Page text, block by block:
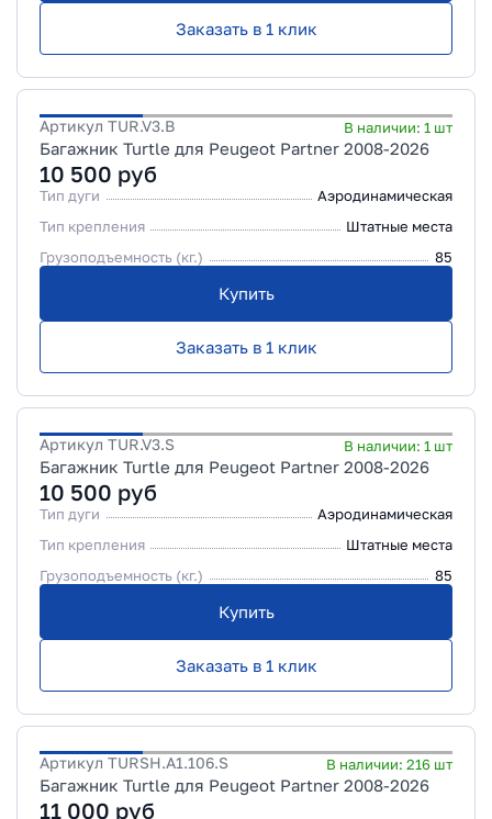
Заказать в 1 клик
Артикул TUR.V3.B В наличии: 1 шт
Багажник Turtle для Peugeot Partner 2008-2026
10 500 руб
Тип дуги
Аэродинамическая
Тип крепления
Штатные места
Грузоподъемность (кг.)
85
Купить
Заказать в 1 клик
Артикул TUR.V3.S В наличии: 1 шт
Багажник Turtle для Peugeot Partner 2008-2026
10 500 руб
Тип дуги
Аэродинамическая
Тип крепления
Штатные места
Грузоподъемность (кг.)
85
Купить
Заказать в 1 клик
Артикул TURSH.A1.106.S В наличии: 216 шт
Багажник Turtle для Peugeot Partner 2008-2026
11 000 руб